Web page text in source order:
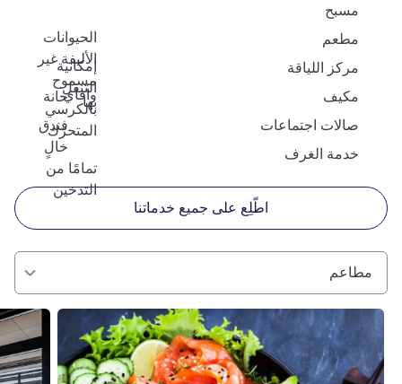
مسبح
الحيوانات
الأليفة غير
مسموح
بها
مطعم
إمكانية
التنقل
بالكرسي
المتحرّك
مركز اللياقة
وافاي
مكيف
حانة
صالات اجتماعات
فندق
خالٍ
تمامًا من
التدخين
خدمة الغرف
اطّلِع على جميع خدماتنا
مطاعم
راجع التفاصيل راجع